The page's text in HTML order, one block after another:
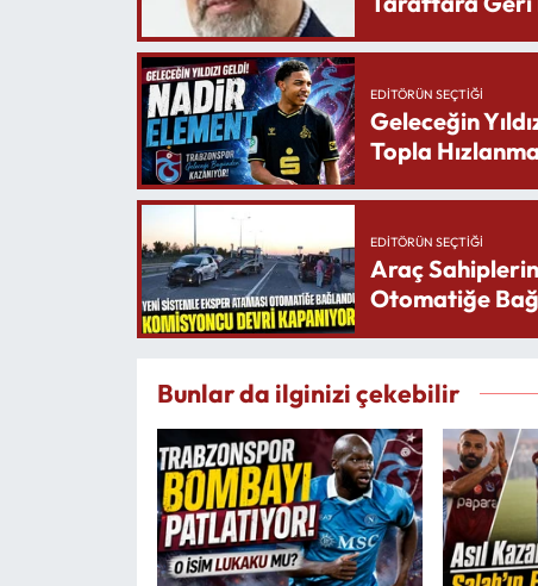
EDITÖRÜN SEÇTIĞI
Geleceğin
Topla
EDITÖRÜN SEÇTIĞI
Araç
Otomatiğe
Bunlar da ilginizi çekebilir